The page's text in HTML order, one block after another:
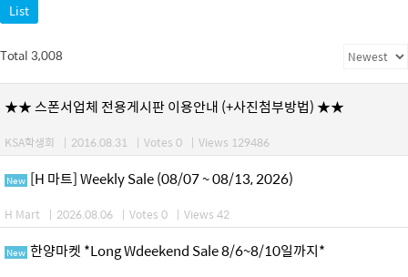
List
Total 3,008
★★ 스폰서업체 전용게시판 이용안내 (+사진첨부방법) ★★
KSA학생회 | 2016.08.31 | Votes 0 | Views 129486
New [H 마트] Weekly Sale (08/07 ~ 08/13, 2026)
H Mart | 2026.08.06 | Votes 0 | Views 42
New 한양마켓 *Long Wdeekend Sale 8/6~8/10일까지*